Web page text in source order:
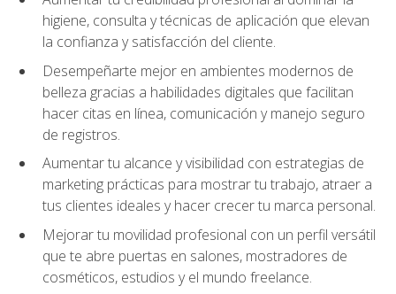
higiene, consulta y técnicas de aplicación que elevan
la confianza y satisfacción del cliente.
Desempeñarte mejor en ambientes modernos de
belleza gracias a habilidades digitales que facilitan
hacer citas en línea, comunicación y manejo seguro
de registros.
Aumentar tu alcance y visibilidad con estrategias de
marketing prácticas para mostrar tu trabajo, atraer a
tus clientes ideales y hacer crecer tu marca personal.
Mejorar tu movilidad profesional con un perfil versátil
que te abre puertas en salones, mostradores de
cosméticos, estudios y el mundo freelance.